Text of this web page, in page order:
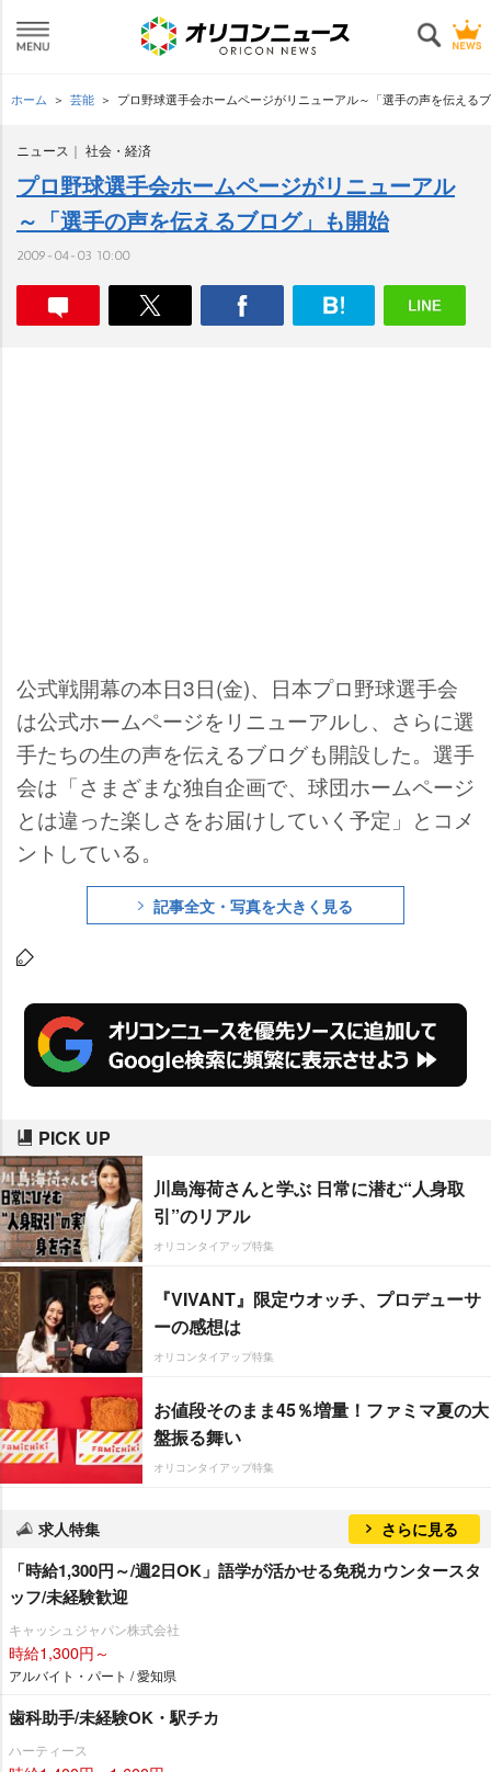
ホーム 芸能 プロ野球選手会ホームページがリニューアル～「選手の声を伝える
ニュース 社会・経済
プロ野球選手会ホームページがリニューアル
～「選手の声を伝えるブログ」も開始
2009-04-03 10:00
公式戦開幕の本日3日(金)、日本プロ野球選手会
は公式ホームページをリニューアルし、さらに選
手たちの生の声を伝えるブログも開設した。選手
会は「さまざまな独自企画で、球団ホームページ
とは違った楽しさをお届けしていく予定」とコメ
ントしている。
記事全文・写真を大きく見る
PICK UP
川島海荷さんと学ぶ 日常に潜む“人身取
引”のリアル
オリコンタイアップ特集
『VIVANT』限定ウオッチ、プロデューサ
ーの感想は
オリコンタイアップ特集
お値段そのまま45％増量！ファミマ夏の大
盤振る舞い
オリコンタイアップ特集
求人特集 さらに見る
「時給1,300円～/週2日OK」語学が活かせる免税カウンタースタ
ッフ/未経験歓迎
キャッシュジャパン株式会社
時給1,300円～
アルバイト・パート / 愛知県
歯科助手/未経験OK・駅チカ
ハーティース